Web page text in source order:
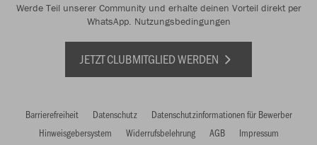
Werde Teil unserer Community und erhalte deinen Vorteil direkt per
WhatsApp. Nutzungsbedingungen
JETZT CLUBMITGLIED WERDEN
Barrierefreiheit Datenschutz
Datenschutzinformationen für Bewerber
Hinweisgebersystem
Widerrufsbelehrung AGB Impressum